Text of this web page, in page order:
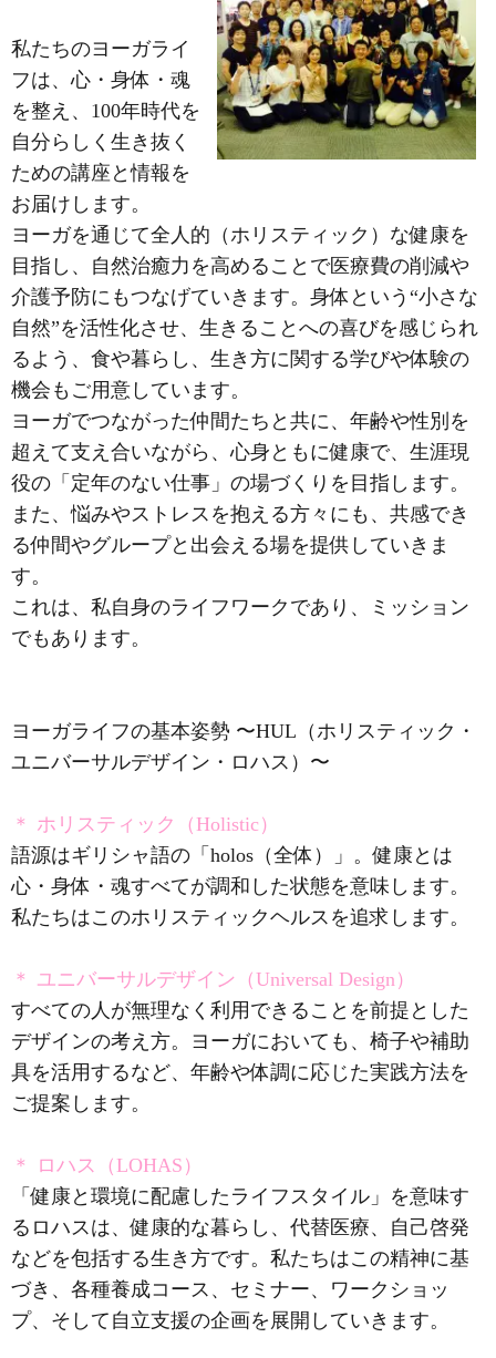
私たちのヨーガライ
フは、心・身体・魂
を整え、100年時代を
自分らしく生き抜く
ための講座と情報を
お届けします。
ヨーガを通じて全人的（ホリスティック）な健康を
目指し、自然治癒力を高めることで医療費の削減や
介護予防にもつなげていきます。身体という“小さな
自然”を活性化させ、生きることへの喜びを感じられ
るよう、食や暮らし、生き方に関する学びや体験の
機会もご用意しています。
ヨーガでつながった仲間たちと共に、年齢や性別を
超えて支え合いながら、心身ともに健康で、生涯現
役の「定年のない仕事」の場づくりを目指します。
また、悩みやストレスを抱える方々にも、共感でき
る仲間やグループと出会える場を提供していきま
す。
これは、私自身のライフワークであり、ミッション
でもあります。
ヨーガライフの基本姿勢 〜HUL（ホリスティック・
ユニバーサルデザイン・ロハス）〜
＊ ホリスティック（Holistic）
語源はギリシャ語の「holos（全体）」。健康とは
心・身体・魂すべてが調和した状態を意味します。
私たちはこのホリスティックヘルスを追求します。
＊ ユニバーサルデザイン（Universal Design）
すべての人が無理なく利用できることを前提とした
デザインの考え方。ヨーガにおいても、椅子や補助
具を活用するなど、年齢や体調に応じた実践方法を
ご提案します。
＊ ロハス（LOHAS）
「健康と環境に配慮したライフスタイル」を意味す
るロハスは、健康的な暮らし、代替医療、自己啓発
などを包括する生き方です。私たちはこの精神に基
づき、各種養成コース、セミナー、ワークショッ
プ、そして自立支援の企画を展開していきます。